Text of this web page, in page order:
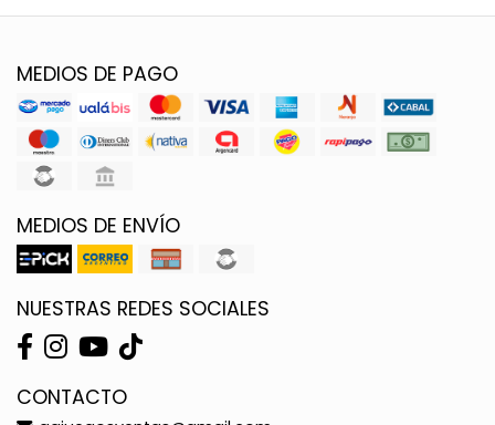
MEDIOS DE PAGO
MEDIOS DE ENVÍO
NUESTRAS REDES SOCIALES
CONTACTO